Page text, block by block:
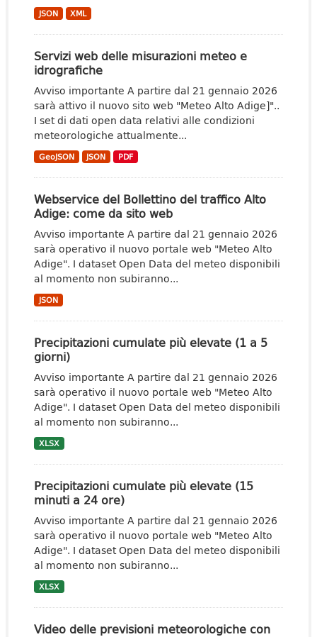
JSON XML
Servizi web delle misurazioni meteo e
idrografiche
Avviso importante A partire dal 21 gennaio 2026
sarà attivo il nuovo sito web "Meteo Alto Adige]"..
I set di dati open data relativi alle condizioni
meteorologiche attualmente...
GeoJSON JSON PDF
Webservice del Bollettino del traffico Alto
Adige: come da sito web
Avviso importante A partire dal 21 gennaio 2026
sarà operativo il nuovo portale web "Meteo Alto
Adige". I dataset Open Data del meteo disponibili
al momento non subiranno...
JSON
Precipitazioni cumulate più elevate (1 a 5
giorni)
Avviso importante A partire dal 21 gennaio 2026
sarà operativo il nuovo portale web "Meteo Alto
Adige". I dataset Open Data del meteo disponibili
al momento non subiranno...
XLSX
Precipitazioni cumulate più elevate (15
minuti a 24 ore)
Avviso importante A partire dal 21 gennaio 2026
sarà operativo il nuovo portale web "Meteo Alto
Adige". I dataset Open Data del meteo disponibili
al momento non subiranno...
XLSX
Video delle previsioni meteorologiche con